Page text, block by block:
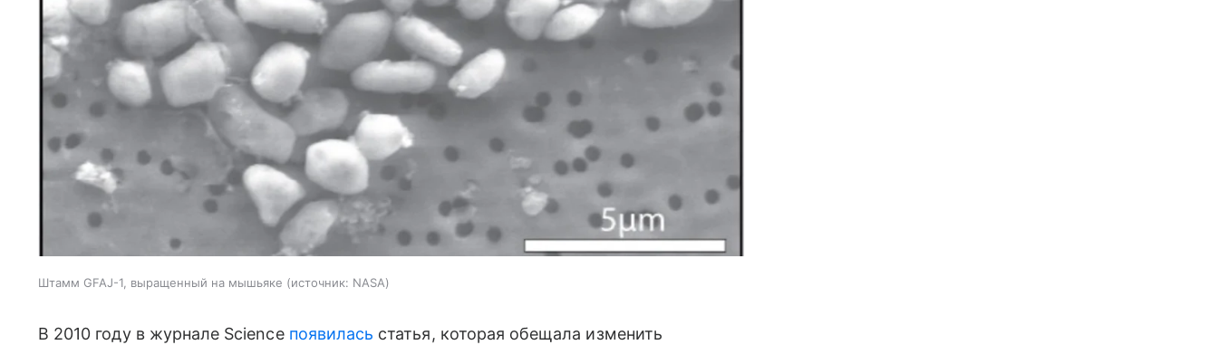
Штамм GFAJ-1, выращенный на мышьяке источник: NASA
В 2010 году в журнале Science появилась статья, которая обещала изменить